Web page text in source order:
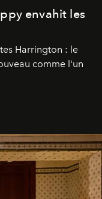
envahit les
Harrington : le
comme l'un